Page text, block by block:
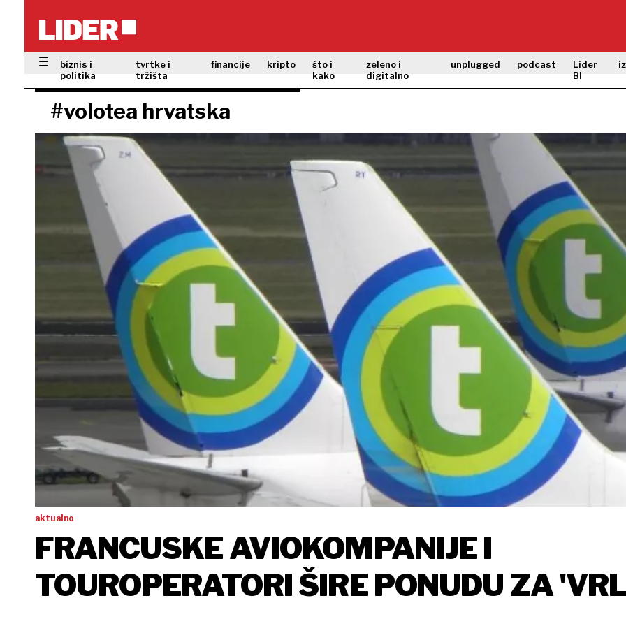
biznis i
politika
tvrtke i
tržišta
financije kripto
što i
kako
zeleno i
digitalno
unplugged podcast
Lider
BI
#volotea hrvatska
aktualno
FRANCUSKE AVIOKOMPANIJE I
TOUROPERATORI ŠIRE PONUDU ZA